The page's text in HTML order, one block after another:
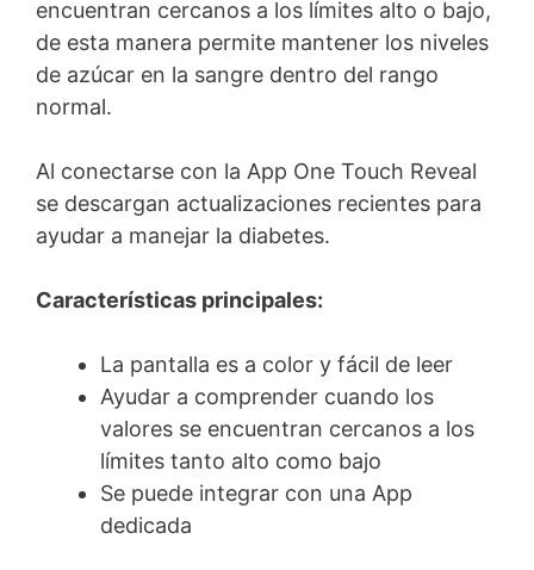
encuentran cercanos a los límites alto o bajo,
de esta manera permite mantener los niveles
de azúcar en la sangre dentro del rango
normal.
Al conectarse con la App One Touch Reveal
se descargan actualizaciones recientes para
ayudar a manejar la diabetes.
Características principales:
La pantalla es a color y fácil de leer
Ayudar a comprender cuando los
valores se encuentran cercanos a los
límites tanto alto como bajo
Se puede integrar con una App
dedicada